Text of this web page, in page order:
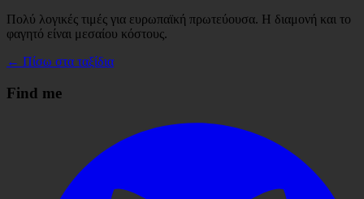
Πολύ λογικές τιμές για ευρωπαϊκή πρωτεύουσα. Η διαμονή και το
φαγητό είναι μεσαίου κόστους.
← Πίσω στα ταξίδια
Find me